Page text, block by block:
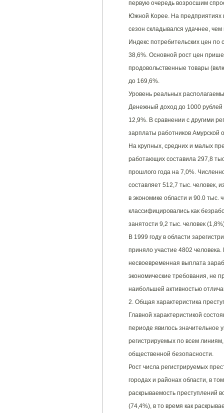
первую очередь возросшим
Южной Корее. На предприятиях
сезон складывался удачнее,
Индекс потребительских цен
38,6%. Основной рост цен
продовольственные товары
до 169,6%.
Уровень реальных
Денежный доход до 1000
12,9%. В сравнении с другими
зарплаты работников Амурской
На крупных, средних и малых
работающих составила 297,8
прошлого года на 7,0%.
составляет 512,7 тыс. человек,
в экономике области и 90.0 тыс.
классифицировались как
занятости 9,2 тыс. человек
В 1999 году в области
приняло участие 4802
несвоевременная выплата
экономические требования, не
наибольшей активностью
2. Общая характеристика
Главной характеристикой
периоде явилось значительное
регистрируемых по всем
общественной безопасности.
Рост числа регистрируемых
городах и районах области, в
раскрываемость преступлений
(74,4%), в то время как